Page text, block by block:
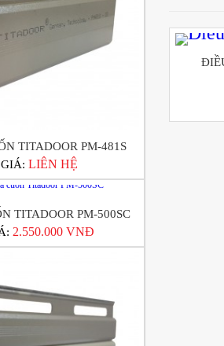
TITADOOR PM-481S
GIÁ: LIÊN HỆ
TITADOOR PM-500SC
2.550.000 VNĐ